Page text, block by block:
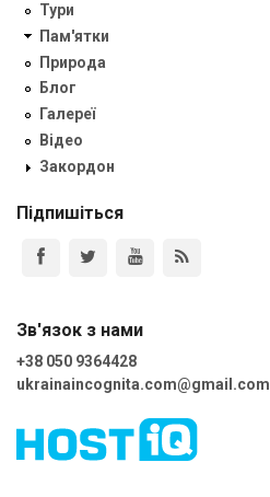
Тури
Пам'ятки
Природа
Блог
Галереї
Відео
Закордон
Підпишіться
Зв'язок з нами
+38 050 9364428
ukrainaincognita.com@gmail.com